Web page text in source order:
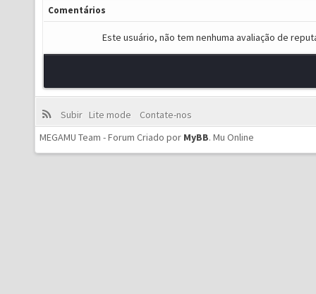
Comentários
Este usuário, não tem nenhuma avaliação de
Subir Lite mode
Contate-nos
MEGAMU Team - Forum Criado por MyBB. Mu Online